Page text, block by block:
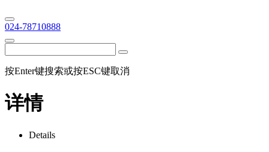
024-78710888
按Enter键搜索或按ESC键取消
详情
Details